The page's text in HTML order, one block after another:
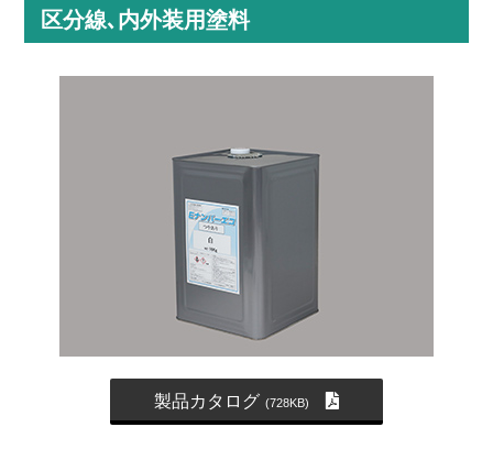
区分線､内外装用塗料
製品カタログ (728KB)